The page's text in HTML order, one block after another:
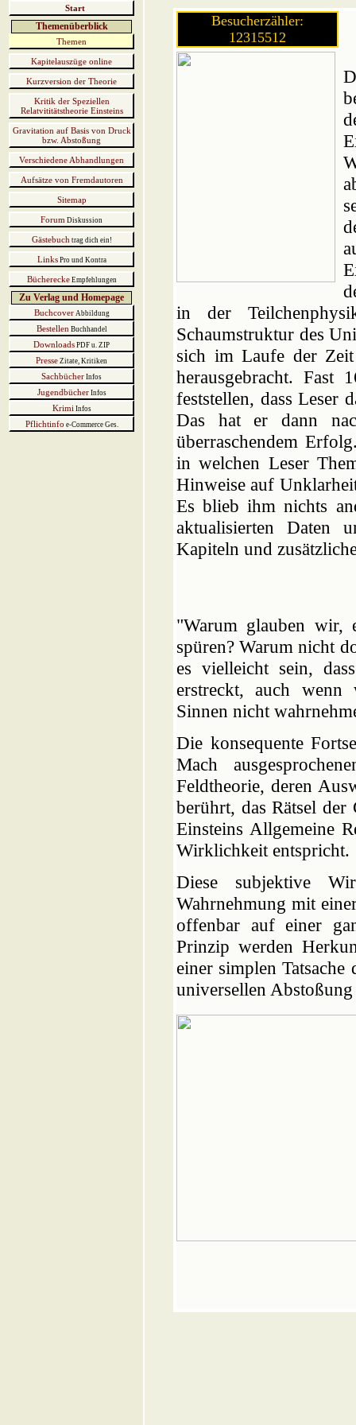
Start
Themenüberblick
Themen
Kapitelauszüge online
Kurzversion der Theorie
Kritik der Speziellen
Relatvititätstheorie Einsteins
Gravitation auf Basis von Druck
bzw. Abstoßung
Verschiedene Abhandlungen
Aufsätze von Fremdautoren
Sitemap
Forum Diskussion
Gästebuchtrag dich ein!
LinksPro und Kontra
BüchereckeEmpfehlungen
Zu Verlag und Homepage
BuchcoverAbbildung
BestellenBuchhandel
Downloads PDF u. ZIP
Presse Zitate, Kritiken
Sachbücher Infos
JugendbücherInfos
KrimiInfos
Pflichtinfo e-Commerce Ges.
Besucherzähler:
12315512
in der
Schaumstruktur des
sich im Laufe der Zeit
herausgebracht.
feststellen, dass Leser
Das hat er dann
überraschendem
in welchen Leser
Hinweise auf
Es blieb ihm nichts
aktualisierten Daten
Kapiteln und
"Warum glauben
spüren? Warum nicht
es vielleicht sein,
erstreckt, auch wenn
Sinnen nicht
Die konsequente
Mach
Feldtheorie, deren
berührt, das Rätsel
Einsteins Allgemeine
Wirklichkeit entspricht.
Diese subjektive
Wahrnehmung mit
offenbar auf einer
Prinzip werden
einer simplen
universellen